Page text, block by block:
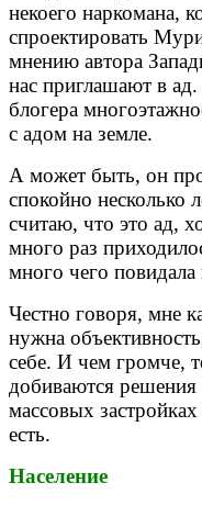
некоего наркомана,
спроектировать
мнению автора
нас приглашают в
блогера
с адом на земле.
А может быть, он
спокойно несколько
считаю, что это ад,
много раз
много чего
Честно говоря, мне
нужна
себе. И чем громче,
добиваются
массовых
есть.
Население